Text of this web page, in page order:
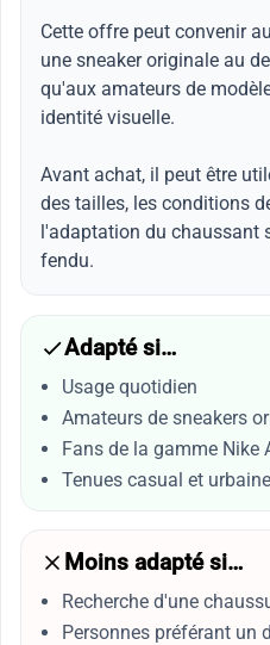
Cette offre peut convenir
une sneaker originale au
qu'aux amateurs de
identité visuelle.
Avant achat, il peut être
des tailles, les conditions
l'adaptation du chaussant
fendu.
Adapté si…
Usage quotidien
Amateurs de sneakers
Fans de la gamme Nike
Tenues casual et
Moins adapté si…
Recherche d'une
Personnes préférant un